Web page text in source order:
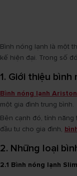
Bình nóng lạnh là một
kế hiện đại. Trong số
1. Giới thiệu
Bình nóng lạnh
một gia đình trung bình.
Bên cạnh đó, tính
đầu tư cho gia đình,
2. Những loại
2.1 Bình nóng lạnh